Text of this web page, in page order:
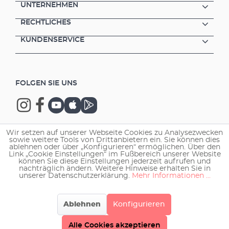
sichere Schlauchverbindung Einsatz von
InstallationsSET 2) am Druckstutzen möglich
(mitgelieferte Montageplatte) Alle Modelle
wahlweise mit 1,7 m oder 10 m Kabellänge
UNTERNEHMEN
RECHTLICHES
KUNDENSERVICE
FOLGEN SIE UNS
Copyright © 2026 EHEIM GmbH & Co. KG.
Wir setzen auf unserer Webseite Cookies zu Analysezwecken
sowie weitere Tools von Drittanbietern ein. Sie können dies
ablehnen oder über „Konfigurieren“ ermöglichen. Über den
Link „Cookie Einstellungen“ im Fußbereich unserer Website
können Sie diese Einstellungen jederzeit aufrufen und
nachträglich ändern. Weitere Hinweise erhalten Sie in
unserer Datenschutzerklärung. Mehr Informationen ...
Ablehnen Konfigurieren
Alle Cookies akzeptieren